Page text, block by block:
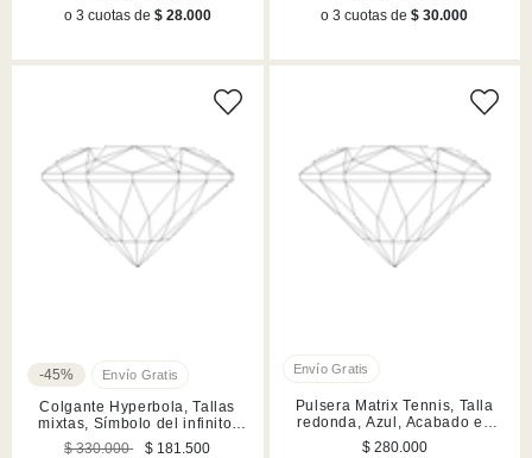
o 3 cuotas de $ 28.000
o 3 cuotas de$ 30.000
-45%
Colgante Hyperbola, Tallas
mixtas, Símbolo del infinito,
Blanco, Baño de rodio
$ 330.000
$ 181.500
Pulsera Matrix Tennis, Talla
redonda, Azul, Acabado en
rodio
$ 280.000